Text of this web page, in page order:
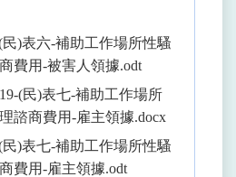
)表六-補助工作場所性騷
費用-被害人領據.odt
(民)表七-補助工作場所
諮商費用-雇主領據.docx
)表七-補助工作場所性騷
費用-雇主領據.odt